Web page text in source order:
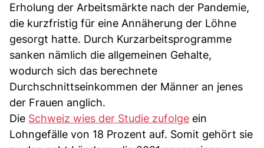
Erholung der Arbeitsmärkte nach der Pandemie,
die kurzfristig für eine Annäherung der Löhne
gesorgt hatte. Durch Kurzarbeitsprogramme
sanken nämlich die allgemeinen Gehalte,
wodurch sich das berechnete
Durchschnittseinkommen der Männer an jenes
der Frauen anglich.
Die Schweiz wies der Studie zufolge ein
Lohngefälle von 18 Prozent auf. Somit gehört sie